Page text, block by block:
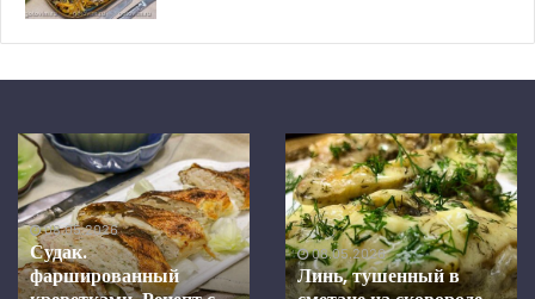
Шкара
из
ставридки.
Рецепт
с
фото08.05.2026
Скумбрия
в
средиземноморском
маринаде,
запеченная
в
духовке.
08.05.2026
Скумбрия в
средиземноморском